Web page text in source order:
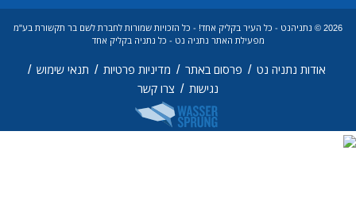
2026 © נתניהנט - כל העיר בקליק אחד! - כל הזכויות שמורות לחברת לשם בר תקשורת בע"מ
מפעילת האתר נתניה נט - כל נתניה בקליק אחד
אודות נתניה נט / פרסום באתר / מדיניות פרטיות / תנאי שימוש /
נגישות / צרו קשר